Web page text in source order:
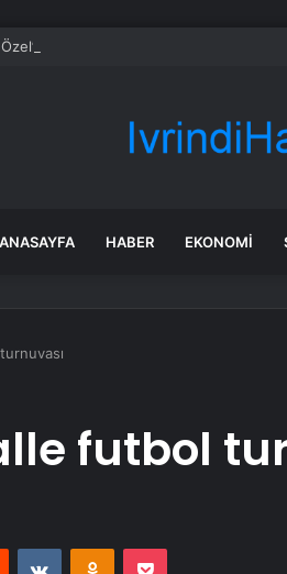
Özel’den milletvekillerine ilk uyarı:
ANASAYFA HABER EKONOMI
futbol
Reddit VKontakteOdnoklassniki
Pocket